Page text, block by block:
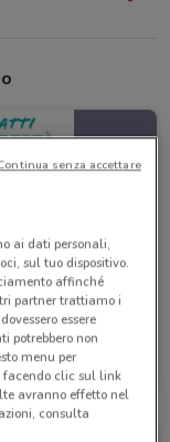
530 m
ai dati personali,
sul tuo dispositivo.
affinché
partner trattiamo i
essere
potrebbero non
menu per
facendo clic sul link
avranno effetto nel
consulta
senza accettare